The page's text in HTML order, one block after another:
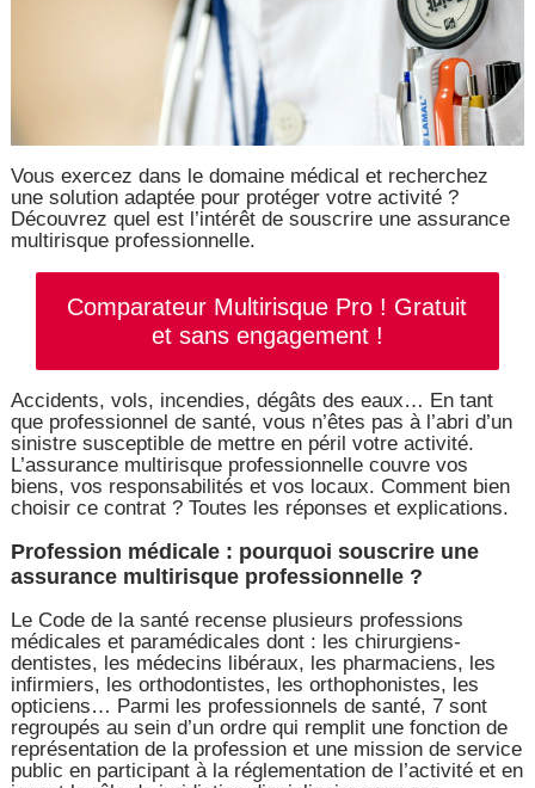
Vous exercez dans le domaine médical et recherchez
une solution adaptée pour protéger votre activité ?
Découvrez quel est l’intérêt de souscrire une assurance
multirisque professionnelle.
Comparateur Multirisque Pro ! Gratuit
et sans engagement !
Accidents, vols, incendies, dégâts des eaux… En tant
que professionnel de santé, vous n’êtes pas à l’abri d’un
sinistre susceptible de mettre en péril votre activité.
L’assurance multirisque professionnelle couvre vos
biens, vos responsabilités et vos locaux. Comment bien
choisir ce contrat ? Toutes les réponses et explications.
Profession médicale : pourquoi souscrire une
assurance multirisque professionnelle ?
Le Code de la santé recense plusieurs professions
médicales et paramédicales dont : les chirurgiens-
dentistes, les médecins libéraux, les pharmaciens, les
infirmiers, les orthodontistes, les orthophonistes, les
opticiens… Parmi les professionnels de santé, 7 sont
regroupés au sein d’un ordre qui remplit une fonction de
représentation de la profession et une mission de service
public en participant à la réglementation de l’activité et en